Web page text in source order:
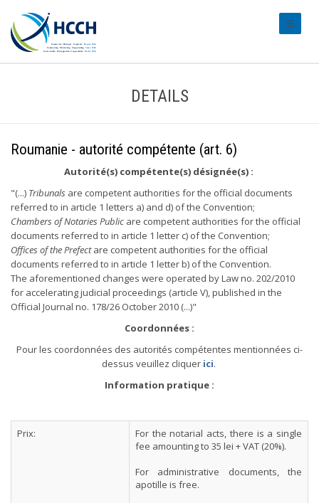
DETAILS
Roumanie - autorité compétente (art. 6)
Autorité(s) compétente(s) désignée(s) :
"(...) Tribunals are competent authorities for the official documents
referred to in article 1 letters a) and d) of the Convention;
Chambers of Notaries Public are competent authorities for the official
documents referred to in article 1 letter c) of the Convention;
Offices of the Prefectare competent authorities for the official
documents referred to in article 1 letter b) of the Convention.
The aforementioned changes were operated by Law no. 202/2010
for accelerating judicial proceedings (article V), published in the
Official Journal no. 178/26 October 2010 (...)"
Coordonnées :
Pour les coordonnées des autorités compétentes mentionnées ci-
dessus veuillez cliquer ici.
Information pratique :
Prix:
For the notarial acts, there is a single
fee amounting to 35 lei + VAT (20%).
For administrative documents, the
apotille is free.